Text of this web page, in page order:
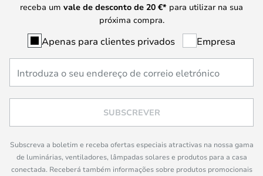
receba um vale de desconto de 20 €* para utilizar na sua
próxima compra.
Apenas para clientes privados Empresa
SUBSCREVER
Subscreva a boletim e receba ofertas especiais atractivas na nossa gama
de luminárias, ventiladores, lâmpadas solares e produtos para a casa
conectada. Receberá também informações sobre produtos promocionais